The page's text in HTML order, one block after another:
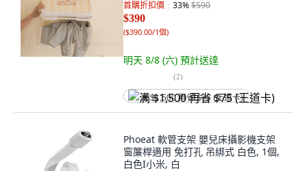
首購折扣價 33%$590
$390
($390.00/1個)
明天 8/8 (六) 預計送達
(2)
满 $1,500 再省 $75 (王道卡)
Phoeat 軟管支架 嬰兒床攝影機支架
窗簾桿適用 免打孔 吊綁式 白色, 1個,
白色I小米, 白